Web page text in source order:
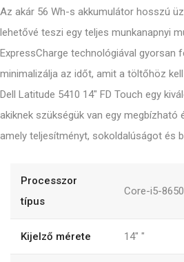
Az akár 56 Wh-s akkumulátor hosszú
lehetővé teszi egy teljes munkanapnyi
ExpressCharge technológiával gyorsan
minimalizálja az időt, amit a töltőhöz
Dell Latitude 5410 14" FD Touch egy
akiknek szükségük van egy megbízható
amely teljesítményt, sokoldalúságot és
Processzor
típus
Core-i5-
Kijelző mérete 14" "